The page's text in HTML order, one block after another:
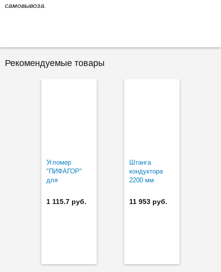
самовывоза.
Рекомендуемые товары
Угломер
"ПИФАГОР"
для
угла установки
1 115.7 руб.
Штанга
кондуктора
2200 мм
11 953 руб.